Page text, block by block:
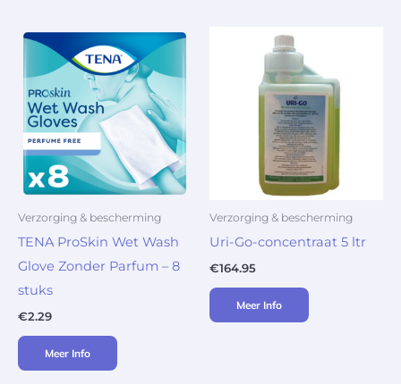
Verzorging & bescherming
TENA ProSkin Wet Wash
Glove Zonder Parfum – 8
stuks
€2.29
Meer Info
Verzorging & bescherming
Uri-Go-concentraat 5 ltr
€164.95
Meer Info